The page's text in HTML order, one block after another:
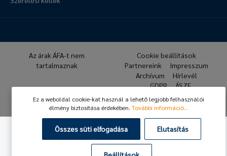
© 2026 Hafner Pneumatika
Az árak ÁFA-t nem
tartalmaznak
Cookie beállítások
Partnereink
Impresszum
Archívum
Hírlevél
GDPR
ÁSZF
Ez a weboldal cookie-kat használ a lehető legjobb felhasználói
élmény biztosítása érdekében. További információ...
Összes süti elfogadása Elutasítás